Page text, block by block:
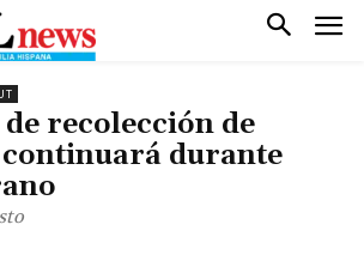
recolección de
durante